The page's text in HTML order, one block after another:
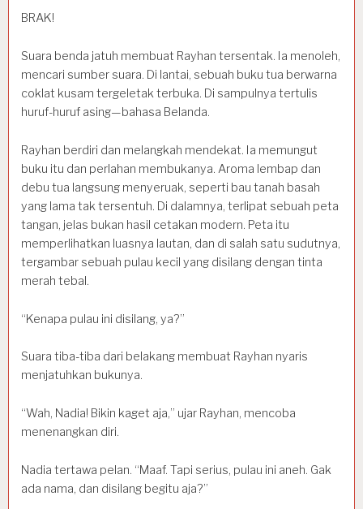
BRAK!
Suara benda jatuh membuat Rayhan tersentak. Ia menoleh,
mencari sumber suara. Di lantai, sebuah buku tua berwarna
coklat kusam tergeletak terbuka. Di sampulnya tertulis
huruf-huruf asing—bahasa Belanda.
Rayhan berdiri dan melangkah mendekat. Ia memungut
buku itu dan perlahan membukanya. Aroma lembap dan
debu tua langsung menyeruak, seperti bau tanah basah
yang lama tak tersentuh. Di dalamnya, terlipat sebuah peta
tangan, jelas bukan hasil cetakan modern. Peta itu
memperlihatkan luasnya lautan, dan di salah satu sudutnya,
tergambar sebuah pulau kecil yang disilang dengan tinta
merah tebal.
“Kenapa pulau ini disilang, ya?”
Suara tiba-tiba dari belakang membuat Rayhan nyaris
menjatuhkan bukunya.
“Wah, Nadia! Bikin kaget aja,” ujar Rayhan, mencoba
menenangkan diri.
Nadia tertawa pelan. “Maaf. Tapi serius, pulau ini aneh. Gak
ada nama, dan disilang begitu aja?”